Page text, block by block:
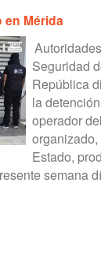
en Mérida
Seguridad
República
la
operador
Estado,
semana